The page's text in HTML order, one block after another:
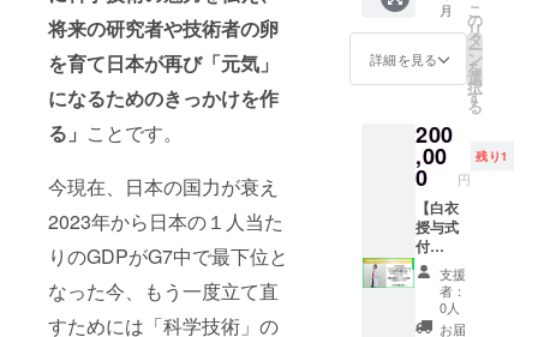
将来の研究者や技術者の卵
を育て日本が再び「元気」
になるためのきっかけを作
る」 ことです。
今現在、日本の国力が衰え
2023年から日本の１人当た
りのGDPがG7中で最下位と
なった今、もう一度立て直
すためには「科学技術」の
14:00~
16:00(
予定) ※
こちら
は新し
いラボ
で予定
してお
ります
が、設
備が間
に合わ
ない場
合、現
在のラ
きたネ
クタイ
を11種
類セッ
ます。
現在販
売中の
もの
も、数
年前に
売り切
れたあ
の柄も
入って
る！ さ
月
詳細を見る
こ
の
リ
タ
ー
ン
を
選
択
す
る
200
,00
0 円
残り1
【白衣
授与式
付
き！】
元気先
生が
使って
支援
者：
0人
お届